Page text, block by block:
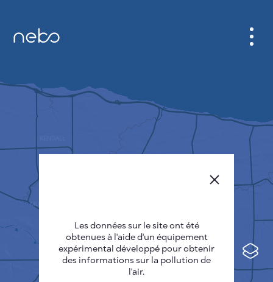
CARTES DES VILLES
SENSOR NEBO
A PROPOS DE NOUS
Deutsch
Español
Français
Les données sur le site ont été
obtenues à l'aide d'un équipement
expérimental développé pour obtenir
des informations sur la pollution de
l'air.